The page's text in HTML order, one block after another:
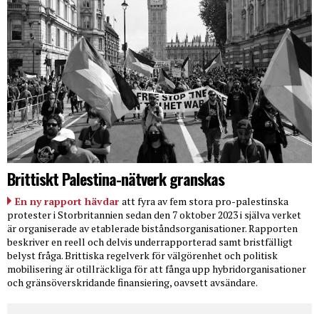
Brittiskt Palestina-nätverk granskas
En ny rapport hävdar att fyra av fem stora pro-palestinska
protester i Storbritannien sedan den 7 oktober 2023 i själva verket
är organiserade av etablerade biståndsorganisationer. Rapporten
beskriver en reell och delvis underrapporterad samt bristfälligt
belyst fråga. Brittiska regelverk för välgörenhet och politisk
mobilisering är otillräckliga för att fånga upp hybridorganisationer
och gränsöverskridande finansiering, oavsett avsändare.